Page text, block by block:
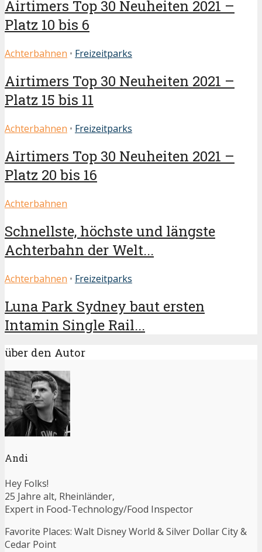
Airtimers Top 30 Neuheiten 2021 –
Platz 10 bis 6
Achterbahnen • Freizeitparks
Airtimers Top 30 Neuheiten 2021 –
Platz 15 bis 11
Achterbahnen • Freizeitparks
Airtimers Top 30 Neuheiten 2021 –
Platz 20 bis 16
Achterbahnen
Schnellste, höchste und längste
Achterbahn der Welt...
Achterbahnen • Freizeitparks
Luna Park Sydney baut ersten
Intamin Single Rail...
über den Autor
Andi
Hey Folks!
25 Jahre alt, Rheinländer,
Expert in Food-Technology/Food Inspector
Favorite Places: Walt Disney World & Silver Dollar City &
Cedar Point